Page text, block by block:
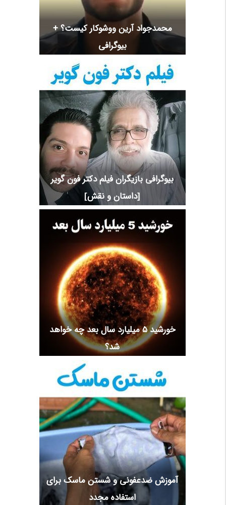
محمدجواد آرین ووشوکار کیست؟ +
بیوگرافی
بیوگرافی بازیگران فیلم دکتر فون گویر
[داستان و نقش]
خورشید 5 میلیارد سال بعد چه خواهد
شد؟
آموزش ضدعفونی و شستن ماسک برای
استفاده مجدد